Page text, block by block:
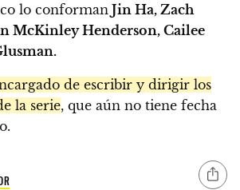
lo conforman Jin Ha, Zach
McKinley Henderson, Cailee
de escribir y dirigir los
la serie, que aún no tiene fecha